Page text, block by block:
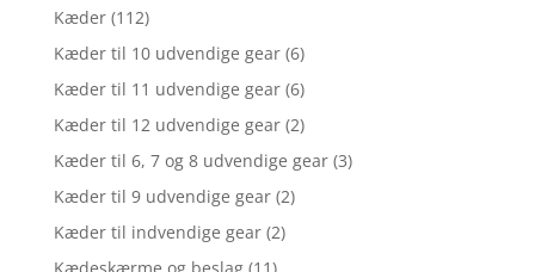
Kæder (112)
Kæder til 10 udvendige gear (6)
Kæder til 11 udvendige gear (6)
Kæder til 12 udvendige gear (2)
Kæder til 6, 7 og 8 udvendige gear (3)
Kæder til 9 udvendige gear (2)
Kæder til indvendige gear (2)